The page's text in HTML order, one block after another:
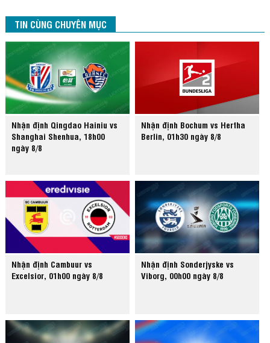
TIN CÙNG CHUYÊN MỤC
Nhận định Qingdao Hainiu vs
Shanghai Shenhua, 18h00
ngày 8/8
Nhận định Bochum vs Hertha
Berlin, 01h30 ngày 8/8
Nhận định Cambuur vs
Excelsior, 01h00 ngày 8/8
Nhận định Sonderjyske vs
Viborg, 00h00 ngày 8/8